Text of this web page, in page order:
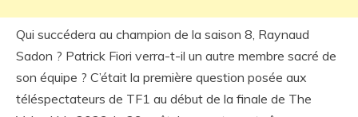
Qui succédera au champion de la saison 8, Raynaud
Sadon ? Patrick Fiori verra-t-il un autre membre sacré de
son équipe ? C’était la première question posée aux
téléspectateurs de TF1 au début de la finale de The